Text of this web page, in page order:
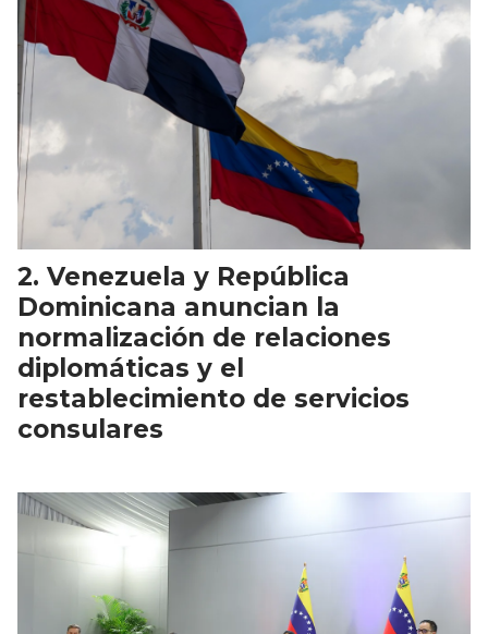
Venezuela y República
Dominicana anuncian la
normalización de relaciones
diplomáticas y el
restablecimiento de servicios
consulares